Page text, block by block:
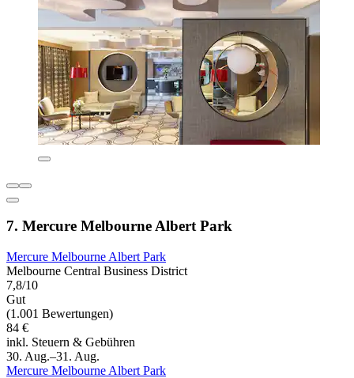
7. Mercure Melbourne Albert Park
Mercure Melbourne Albert Park
Melbourne Central Business District
7,8/10
Gut
(1.001 Bewertungen)
84 €
inkl. Steuern & Gebühren
30. Aug.–31. Aug.
Mercure Melbourne Albert Park